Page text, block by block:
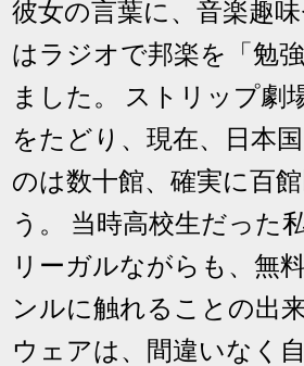
彼女の言葉に、音楽趣
はラジオで邦楽を「勉
ました。 ストリップ劇
をたどり、現在、日本
のは数十館、確実に百
う。 当時高校生だった
リーガルながらも、無
ンルに触れることの出
ウェアは、間違いなく